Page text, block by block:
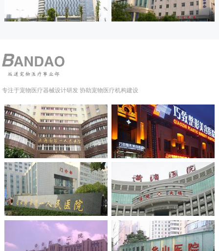
专注于宠物医疗器械设计研发 协助宠物医疗机构建设